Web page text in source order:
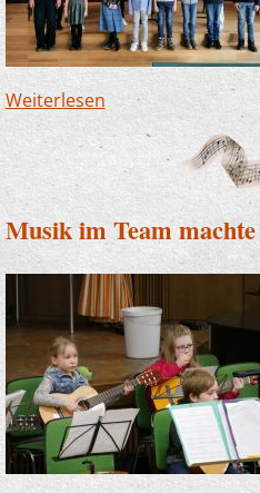
Weiterlesen über Tastentöne
Plettenberg
Musik im Team